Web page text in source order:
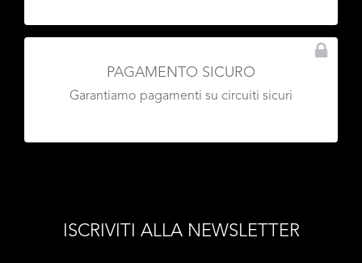
PAGAMENTO SICURO
Garantiamo pagamenti su circuiti sicuri
ISCRIVITI ALLA NEWSLETTER